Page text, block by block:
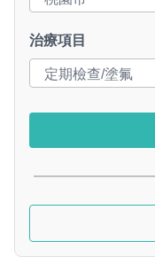
治療項目